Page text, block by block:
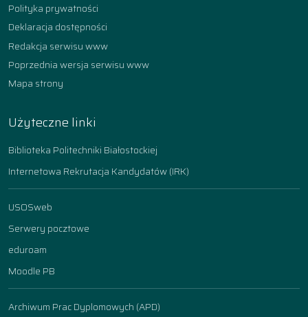
Polityka prywatności
Deklaracja dostępności
Redakcja serwisu www
Poprzednia wersja serwisu www
Mapa strony
Użyteczne linki
Biblioteka Politechniki Białostockiej
Internetowa Rekrutacja Kandydatów (IRK)
USOSweb
Serwery pocztowe
eduroam
Moodle PB
Archiwum Prac Dyplomowych (APD)